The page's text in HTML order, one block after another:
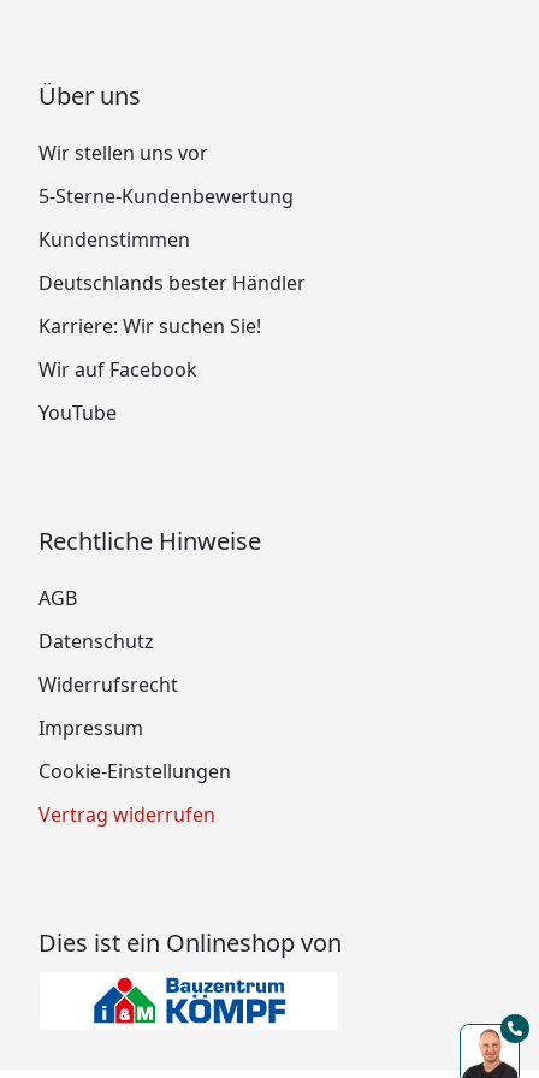
Über uns
Wir stellen uns vor
5-Sterne-Kundenbewertung
Kundenstimmen
Deutschlands bester Händler
Karriere: Wir suchen Sie!
Wir auf Facebook
YouTube
Rechtliche Hinweise
AGB
Datenschutz
Widerrufsrecht
Impressum
Cookie-Einstellungen
Vertrag widerrufen
Dies ist ein Onlineshop von